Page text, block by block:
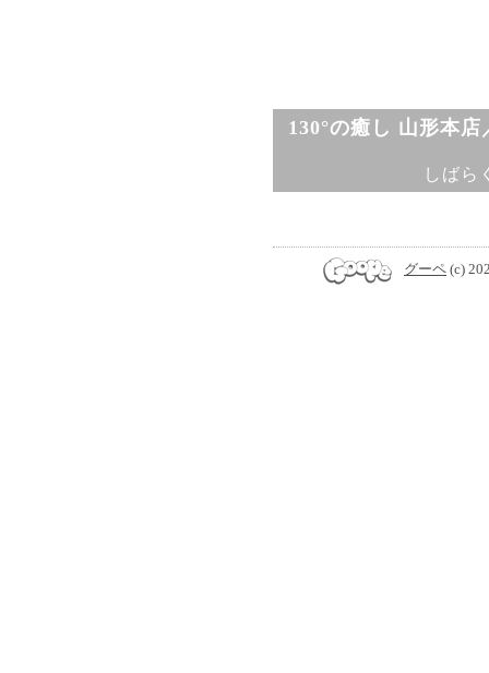
130°の癒し 山形本
しばら
グーペ (c)